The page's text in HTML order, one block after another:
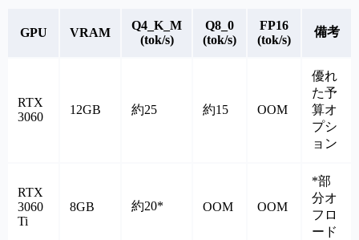
GPU VRAM
Q4_K_M
(tok/s)
Q8_0
(tok/s)
FP16
(tok/s)
備考
RTX
3060
12GB 約25 約15 OOM
優れ
た予
算オ
プシ
ョン
RTX
3060
Ti
8GB 約20* OOM OOM
*部
分オ
フロ
ード